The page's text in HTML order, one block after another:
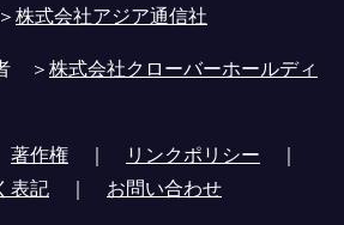
株式会社アジア通信社
＞株式会社クローバーホールディ
著作権 ｜ リンクポリシー ｜
表記 ｜ お問い合わせ